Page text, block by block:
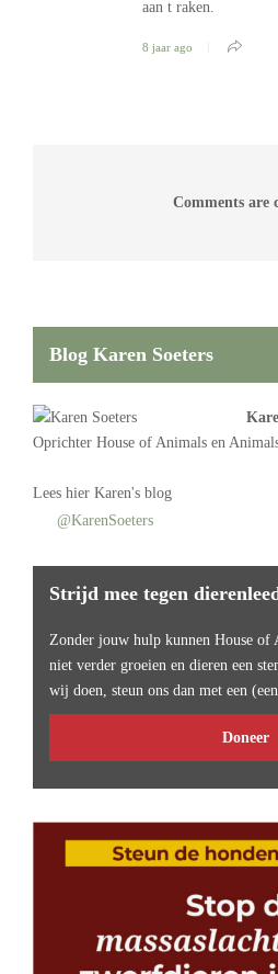
aan t raken.
8 jaar ago
Comments are
Blog Karen Soeters
Oprichter House of Animals en
Lees hier Karen's blog
@KarenSoeters
Strijd mee tegen
Zonder jouw hulp kunnen House of
niet verder groeien en dieren een
wij doen, steun ons dan met een
Doneer